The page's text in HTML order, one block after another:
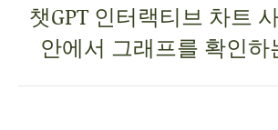
챗GPT 인터랙티브 차트
안에서 그래프를 확인하